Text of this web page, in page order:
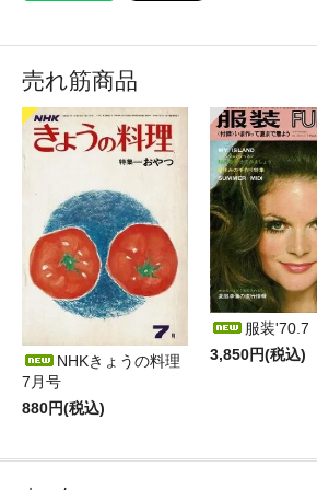
売れ筋商品
NHKきょうの料理
7月号
880円(税込)
服装'70.7
3,850円(税込)